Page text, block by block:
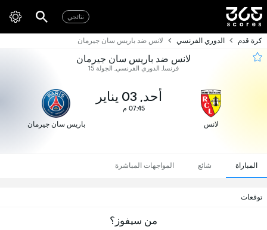
نتائجي
كرة قدم الدوري الفرنسي لانس ضد باريس سان جيرمان
لانس ضد باريس سان جيرمان
فرنسا, الدوري الفرنسي, الجولة 15
لانس
أحد, 03 يناير
07:45 م
باريس سان جيرمان
المباراة شائع المواجهات المباشرة
توقعات
من سيفوز؟